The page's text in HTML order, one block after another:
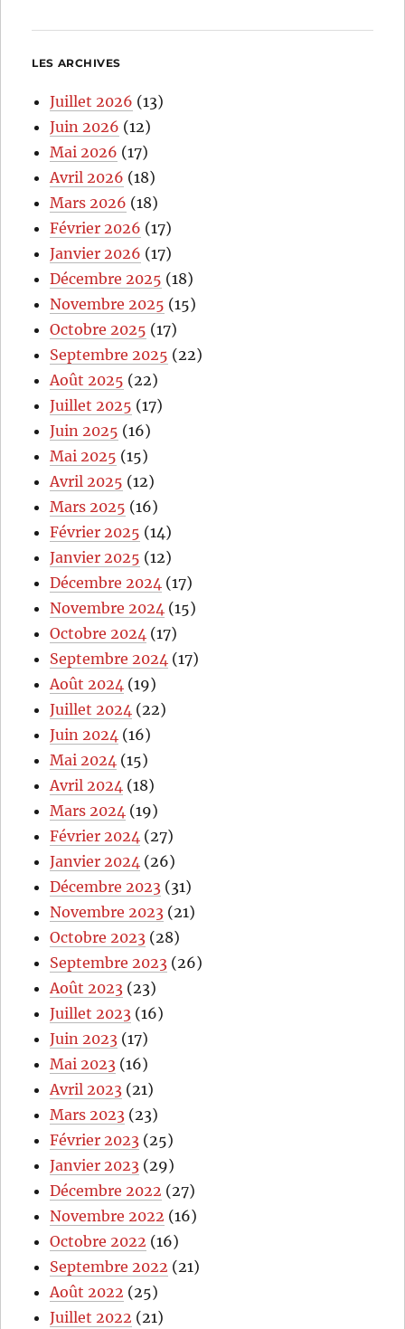
LES ARCHIVES
Juillet 2026 (13)
Juin 2026 (12)
Mai 2026 (17)
Avril 2026 (18)
Mars 2026 (18)
Février 2026 (17)
Janvier 2026 (17)
Décembre 2025 (18)
Novembre 2025 (15)
Octobre 2025 (17)
Septembre 2025 (22)
Août 2025 (22)
Juillet 2025 (17)
Juin 2025 (16)
Mai 2025 (15)
Avril 2025 (12)
Mars 2025 (16)
Février 2025 (14)
Janvier 2025 (12)
Décembre 2024 (17)
Novembre 2024 (15)
Octobre 2024 (17)
Septembre 2024 (17)
Août 2024 (19)
Juillet 2024 (22)
Juin 2024 (16)
Mai 2024 (15)
Avril 2024 (18)
Mars 2024 (19)
Février 2024 (27)
Janvier 2024 (26)
Décembre 2023 (31)
Novembre 2023 (21)
Octobre 2023 (28)
Septembre 2023 (26)
Août 2023 (23)
Juillet 2023 (16)
Juin 2023 (17)
Mai 2023 (16)
Avril 2023 (21)
Mars 2023 (23)
Février 2023 (25)
Janvier 2023 (29)
Décembre 2022 (27)
Novembre 2022 (16)
Octobre 2022 (16)
Septembre 2022 (21)
Août 2022 (25)
Juillet 2022 (21)